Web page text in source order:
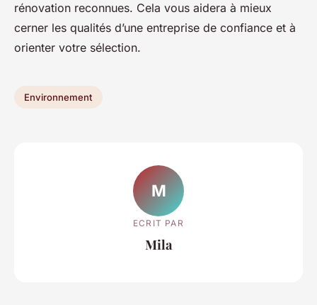
rénovation reconnues. Cela vous aidera à mieux
cerner les qualités d’une entreprise de confiance et à
orienter votre sélection.
Environnement
M
ECRIT PAR
Mila